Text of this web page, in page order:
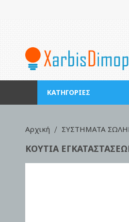
ΚΑΤΗΓΟΡΊΕΣ
Αρχική ΣΥΣΤΗΜΑΤΑ
ΚΟΥΤΙΑ